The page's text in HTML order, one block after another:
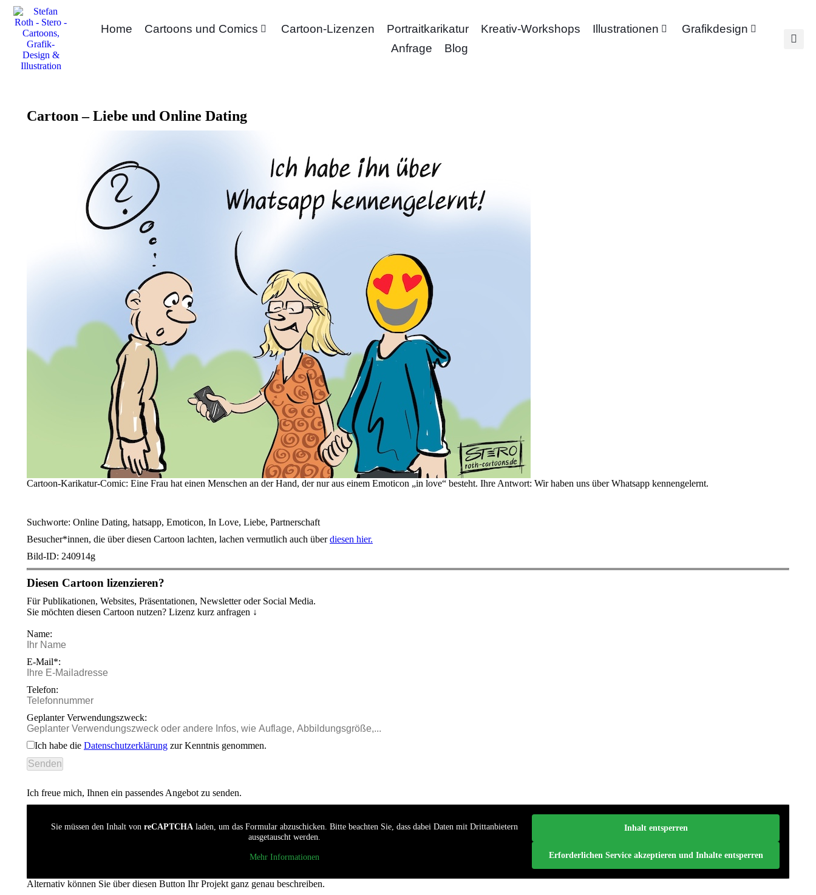
Home Cartoons und Comics Cartoon-Lizenzen Portraitkarikatur Kreativ-Workshops Illustrationen
Grafikdesign
Anfrage
Blog
Cartoon – Liebe und Online Dating
Cartoon-Karikatur-Comic: Eine Frau hat einen Menschen an der Hand, der nur aus einem Emoticon „in love“ besteht. Ihre Antwort: Wir haben uns über Whatsapp kennengelernt.
Suchworte: Online Dating, hatsapp, Emoticon, In Love, Liebe, Partnerschaft
Besucher*innen, die über diesen Cartoon lachten, lachen vermutlich auch überdiesen hier.
Bild-ID: 240914g
Diesen Cartoon lizenzieren?
Für Publikationen, Websites, Präsentationen, Newsletter oder Social Media.
Sie möchten diesen Cartoon nutzen? Lizenz kurz anfragen ↓
Name:
E-Mail*:
Telefon:
Geplanter Verwendungszweck:
Ich habe die Datenschutzerklärung zur Kenntnis genommen.
Ich freue mich, Ihnen ein passendes Angebot zu senden.
Sie müssen den Inhalt von reCAPTCHA laden, um das Formular abzuschicken. Bitte beachten Sie, dass dabei Daten mit Drittanbietern
ausgetauscht werden.
Mehr Informationen
Inhalt entsperren
Erforderlichen Service akzeptieren und Inhalte entsperren
Alternativ können Sie über diesen Button Ihr Projekt ganz genau beschreiben.